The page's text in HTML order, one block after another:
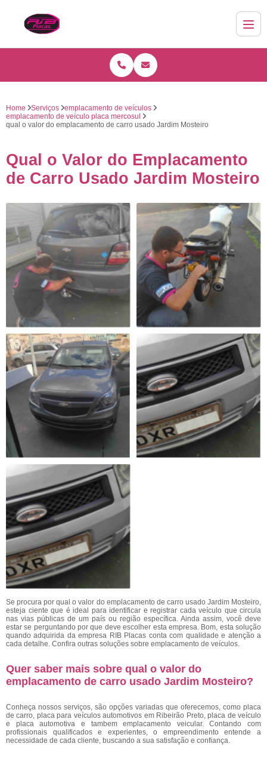
Home Serviços
emplacamento de veículos
emplacamento de veículo placa mercosul
qual o valor do emplacamento de carro usado Jardim Mosteiro
Qual o Valor do Emplacamento
de Carro Usado Jardim Mosteiro
Se procura por qual o valor do emplacamento de carro usado Jardim Mosteiro,
esteja ciente que é ideal para identificar e registrar cada veículo que circula
nas vias públicas de um país ou região específica. Ainda assim, você deve
estar se perguntando por que deve escolher esta empresa. Bom, esta solução
quando adquirida da empresa RIB Placas conta com qualidade e atenção a
cada detalhe. Confira outras soluções sobre emplacamento de veículos.
Quer saber mais sobre qual o valor do
emplacamento de carro usado Jardim Mosteiro?
Conheça nossos serviços, são opções variadas que oferecemos, como placa
de carro, placa para veículos automotivos em Ribeirão Preto, placa de veículo
e placa automotiva e tambem emplacamento veicular. Contando com
profissionais qualificados e experientes, o empreendimento entende a
necessidade de cada cliente, buscando a sua satisfação e confiança.